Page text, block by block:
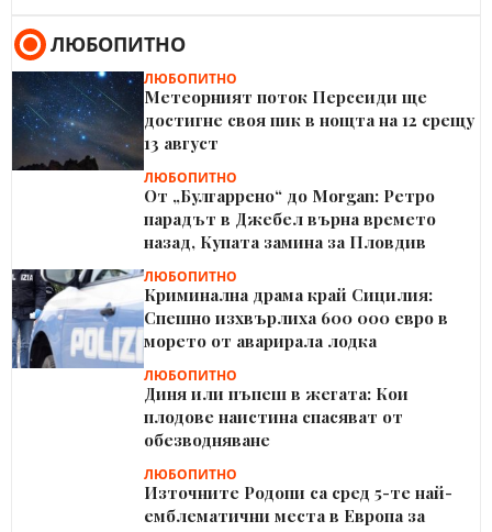
ЛЮБОПИТНО
ЛЮБОПИТНО
Метеорният поток Персеиди ще
достигне своя пик в нощта на 12 срещу
13 август
ЛЮБОПИТНО
От „Булгаррено“ до Morgan: Ретро
парадът в Джебел върна времето
назад, Купата замина за Пловдив
ЛЮБОПИТНО
Криминална драма край Сицилия:
Спешно изхвърлиха 600 000 евро в
морето от аварирала лодка
ЛЮБОПИТНО
Диня или пъпеш в жегата: Кои
плодове наистина спасяват от
обезводняване
ЛЮБОПИТНО
Източните Родопи са сред 5-те най-
емблематични места в Европа за